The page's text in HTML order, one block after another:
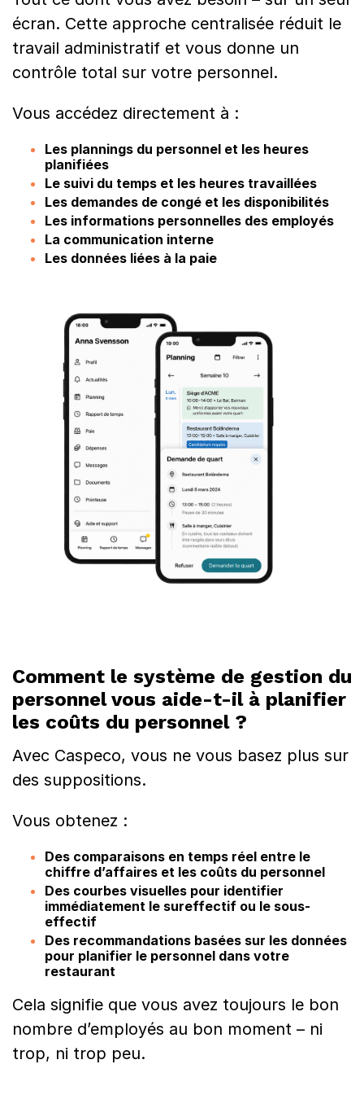
écran. Cette approche centralisée réduit le
travail administratif et vous donne un
contrôle total sur votre personnel.
Vous accédez directement à :
Les plannings du personnel et les heures
planifiées
Le suivi du temps et les heures travaillées
Les demandes de congé et les disponibilités
Les informations personnelles des employés
La communication interne
Les données liées à la paie
Comment le système de gestion du
personnel vous aide-t-il à planifier
les coûts du personnel ?
Avec Caspeco, vous ne vous basez plus sur
des suppositions.
Vous obtenez :
Des comparaisons en temps réel entre le
chiffre d’affaires et les coûts du personnel
Des courbes visuelles pour identifier
immédiatement le sureffectif ou le sous-
effectif
Des recommandations basées sur les données
pour planifier le personnel dans votre
restaurant
Cela signifie que vous avez toujours le bon
nombre d’employés au bon moment – ni
trop, ni trop peu.